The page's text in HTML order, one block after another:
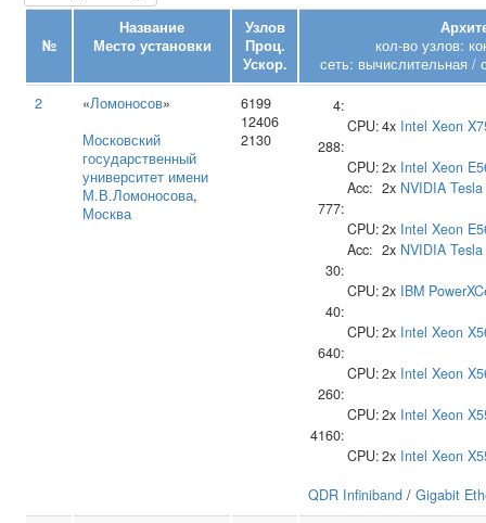
№
Название
Место установки
Узлов
Проц.
Ускор.
кол-во узлов:
сеть: вычислительная /
2
«Ломоносов»
Московский
государственный
университет имени
М.В.Ломоносова,
Москва
6199
12406
2130
4:
CPU:4x Intel Xeon
288:
CPU:2x Intel Xeon
Acc: 2x NVIDIA
777:
CPU:2x Intel Xeon
Acc: 2x NVIDIA
30:
CPU:2x IBM
40:
CPU:2x Intel Xeon
640:
CPU:2x Intel Xeon
260:
CPU:2x Intel Xeon
4160:
CPU:2x Intel Xeon
QDR Infiniband / Gigabit